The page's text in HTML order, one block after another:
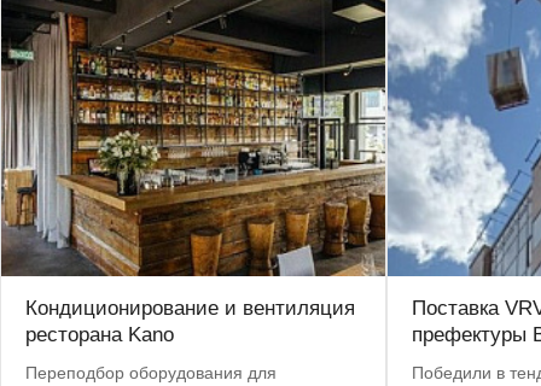
Кондиционирование и вентиляция
ресторана Kano
Переподбор оборудования для
Поставка
префектуры
Победили в